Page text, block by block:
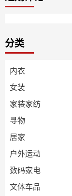
分类
内衣
女装
家装家纺
寻物
居家
户外运动
数码家电
文体车品